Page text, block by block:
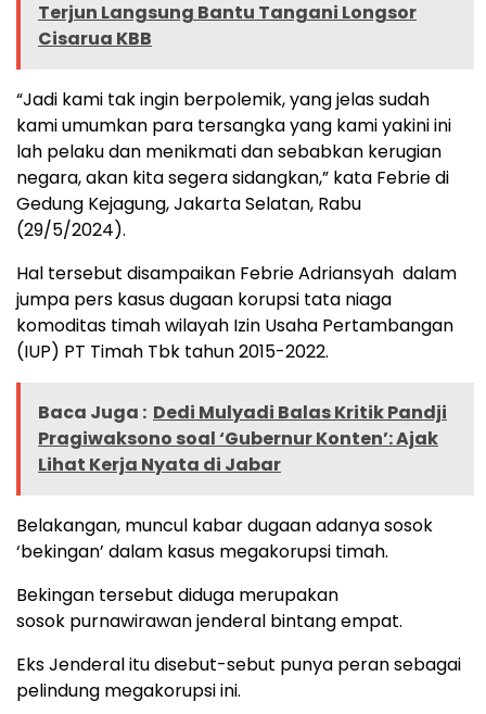
Terjun Langsung Bantu Tangani Longsor
Cisarua KBB
“Jadi kami tak ingin berpolemik, yang jelas sudah
kami umumkan para tersangka yang kami yakini ini
lah pelaku dan menikmati dan sebabkan kerugian
negara, akan kita segera sidangkan,” kata Febrie di
Gedung Kejagung, Jakarta Selatan, Rabu
(29/5/2024).
Hal tersebut disampaikan Febrie Adriansyah dalam
jumpa pers kasus dugaan korupsi tata niaga
komoditas timah wilayah Izin Usaha Pertambangan
(IUP) PT Timah Tbk tahun 2015-2022.
Baca Juga : Dedi Mulyadi Balas Kritik Pandji
Pragiwaksono soal ‘Gubernur Konten’: Ajak
Lihat Kerja Nyata di Jabar
Belakangan, muncul kabar dugaan adanya sosok
‘bekingan’ dalam kasus megakorupsi timah.
Bekingan tersebut diduga merupakan
sosok purnawirawan jenderal bintang empat.
Eks Jenderal itu disebut-sebut punya peran sebagai
pelindung megakorupsi ini.